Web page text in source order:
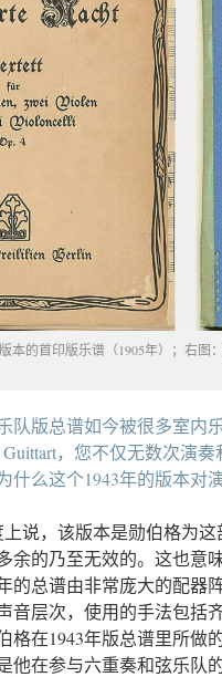
本的首印版乐谱（1905年）；右图
队版总谱如今被很多室内
，您不仅无数次演
什么这个1943年的版本对
说，该版本是勋伯格为这
余的乃至无效的。这也意
的总谱由非常庞大的配器
音层次，使用的手法包括
格在1943年版总谱里所做
他在参与六重奏和弦乐队